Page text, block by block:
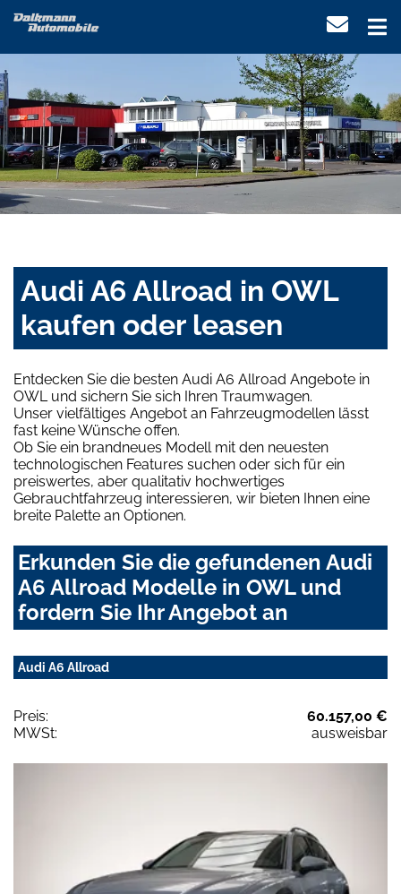
Audi A6 Allroad in OWL
kaufen oder leasen
Entdecken Sie die besten Audi A6 Allroad Angebote in
OWL und sichern Sie sich Ihren Traumwagen.
Unser vielfältiges Angebot an Fahrzeugmodellen lässt
fast keine Wünsche offen.
Ob Sie ein brandneues Modell mit den neuesten
technologischen Features suchen oder sich für ein
preiswertes, aber qualitativ hochwertiges
Gebrauchtfahrzeug interessieren, wir bieten Ihnen eine
breite Palette an Optionen.
Erkunden Sie die gefundenen Audi
A6 Allroad Modelle in OWL und
fordern Sie Ihr Angebot an
Audi A6 Allroad
Preis:
60.157,00 €
MWSt:
ausweisbar